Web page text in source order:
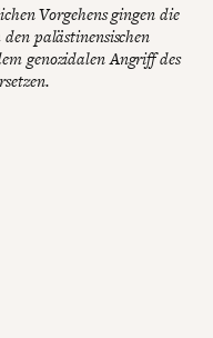
Vorgehens gingen die
palästinensischen
genozidalen Angriff des